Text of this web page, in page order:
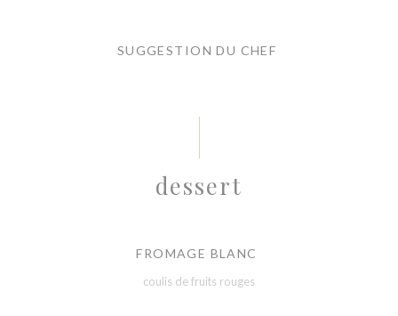
SUGGESTION DU CHEF
dessert
FROMAGE BLANC
coulis de fruits rouges